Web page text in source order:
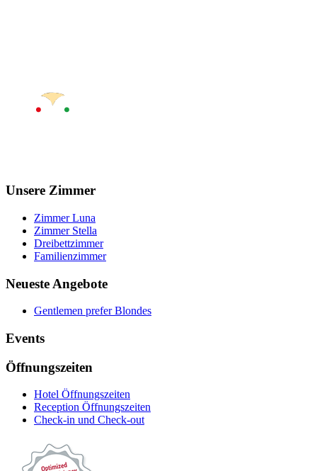
Unsere Zimmer
Zimmer Luna
Zimmer Stella
Dreibettzimmer
Familienzimmer
Neueste Angebote
Gentlemen prefer Blondes
Events
Öffnungszeiten
Hotel Öffnungszeiten
Reception Öffnungszeiten
Check-in und Check-out